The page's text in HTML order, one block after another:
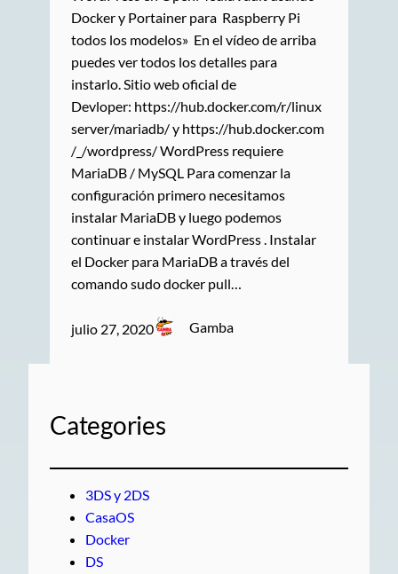
Docker y Portainer para Raspberry Pi
todos los modelos» En el vídeo de arriba
puedes ver todos los detalles para
instarlo. Sitio web oficial de
Devloper: https://hub.docker.com/r/linux
server/mariadb/ y https://hub.docker.com
/_/wordpress/ WordPress requiere
MariaDB / MySQL Para comenzar la
configuración primero necesitamos
instalar MariaDB y luego podemos
continuar e instalar WordPress . Instalar
el Docker para MariaDB a través del
comando sudo docker pull…
julio 27, 2020 Gamba
Categories
3DS y 2DS
CasaOS
Docker
DS